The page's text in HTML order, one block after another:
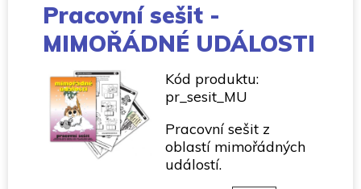
Pracovní sešit -
MIMOŘÁDNÉ UDÁLOSTI
Kód produktu:
pr_sesit_MU
Pracovní sešit z
oblastí mimořádných
událostí.